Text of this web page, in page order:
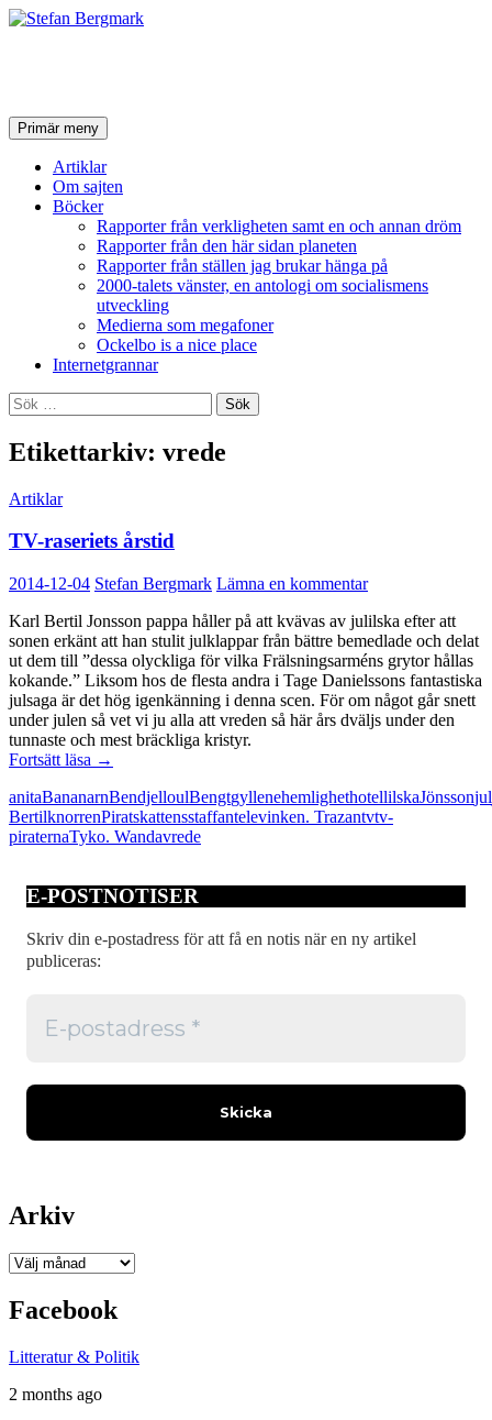
SökPrimär meny Hoppa
till
innehåll
Artiklar
Om sajten
Böcker
Rapporter från verkligheten samt en och annan dröm
Rapporter från den här sidan planeten
Rapporter från ställen jag brukar hänga på
2000-talets vänster, en antologi om socialismens
utveckling
Medierna som megafoner
Ockelbo is a nice place
Internetgrannar
Sök
efter:
Etikettarkiv: vrede
Artiklar
TV-raseriets årstid
2014-12-04 Stefan Bergmark Lämna en kommentar
Karl Bertil Jonsson pappa håller på att kvävas av julilska efter att
sonen erkänt att han stulit julklappar från bättre bemedlade och delat
ut dem till ”dessa olyckliga för vilka Frälsningsarméns grytor hållas
kokande.” Liksom hos de flesta andra i Tage Danielssons fantastiska
julsaga är det hög igenkänning i denna scen. För om något går snett
under julen så vet vi ju alla att vreden så här års dväljs under den
tunnaste och mest bräckliga kristyr.
Fortsätt läsa TV-
årstid
→
anitaBananarnBendjelloulBengtgyllenehemlighethotellilskaJönssonjul
BertilknorrenPiratskattensstaffantelevinken. Trazantvtv-
piraternaTyko. Wandavrede
E-POSTNOTISER
Skriv din e-postadress för att få en notis när en ny artikel
publiceras:
Arkiv
Arkiv
Facebook
Litteratur & Politik
2 months ago